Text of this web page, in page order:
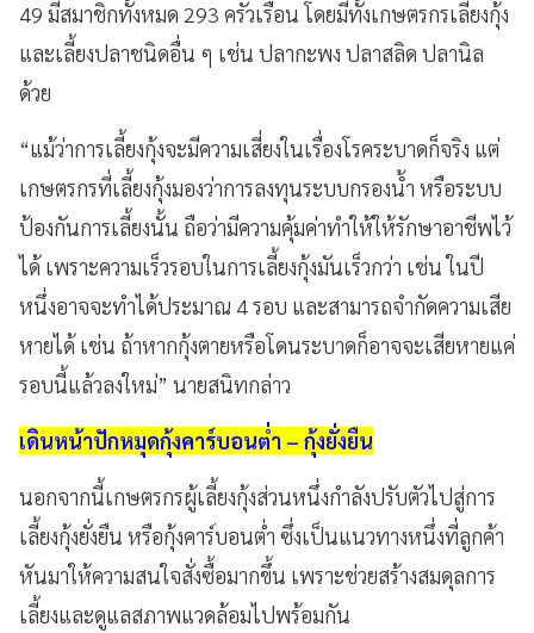
49 มีสมาชิกทั้งหมด 293 ครัวเรือน โดยมีทั้งเกษตรกรเลี้ยงกุ้ง
และเลี้ยงปลาชนิดอื่น ๆ เช่น ปลากะพง ปลาสลิด ปลานิล
ด้วย
“แม้ว่าการเลี้ยงกุ้งจะมีความเสี่ยงในเรื่องโรคระบาดก็จริง แต่
เกษตรกรที่เลี้ยงกุ้งมองว่าการลงทุนระบบกรองน้ำ หรือระบบ
ป้องกันการเลี้ยงนั้น ถือว่ามีความคุ้มค่าทำให้ให้รักษาอาชีพไว้
ได้ เพราะความเร็วรอบในการเลี้ยงกุ้งมันเร็วกว่า เช่น ในปี
หนึ่งอาจจะทำได้ประมาณ 4 รอบ และสามารถจำกัดความเสีย
หายได้ เช่น ถ้าหากกุ้งตายหรือโดนระบาดก็อาจจะเสียหายแค่
รอบนี้แล้วลงใหม่” นายสนิทกล่าว
เดินหน้าปักหมุดกุ้งคาร์บอนต่ำ – กุ้งยั่งยืน
นอกจากนี้เกษตรกรผู้เลี้ยงกุ้งส่วนหนึ่งกำลังปรับตัวไปสู่การ
เลี้ยงกุ้งยั่งยืน หรือกุ้งคาร์บอนต่ำ ซึ่งเป็นแนวทางหนึ่งที่ลูกค้า
หันมาให้ความสนใจสั่งซื้อมากขึ้น เพราะช่วยสร้างสมดุลการ
เลี้ยงและดูแลสภาพแวดล้อมไปพร้อมกัน